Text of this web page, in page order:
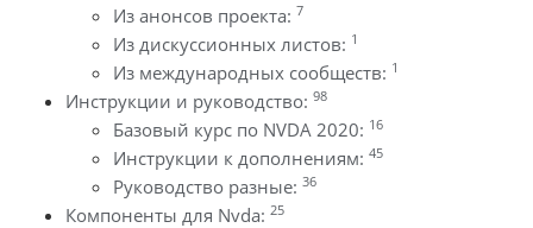
Из анонсов проекта: 7
Из дискуссионных листов: 1
Из международных сообществ: 1
Инструкции и руководство: 98
Базовый курс по NVDA 2020: 16
Инструкции к дополнениям: 45
Руководство разные: 36
Компоненты для Nvda: 25